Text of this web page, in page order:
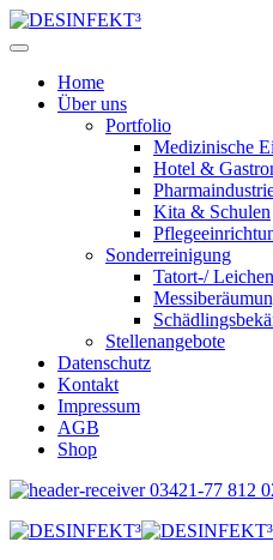
Home
Über uns
Portfolio
Medizinische
Hotel &
Kita & Schulen
Sonderreinigung
Tatort-/
Stellenangebote
Datenschutz
Kontakt
Impressum
AGB
Shop
03421-77 812